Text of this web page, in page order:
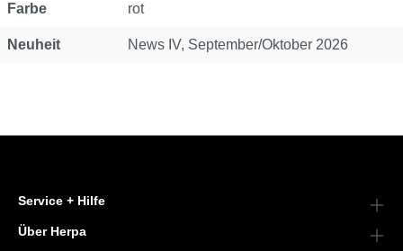
Farbe rot
Neuheit News IV, September/Oktober 2026
Service + Hilfe
Über Herpa